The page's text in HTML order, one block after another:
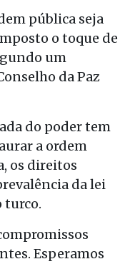
pública seja
o toque de
um
da Paz
do poder tem
a ordem
os direitos
da lei
turco.
Esperamos